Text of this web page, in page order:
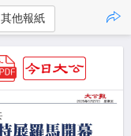
其他報紙